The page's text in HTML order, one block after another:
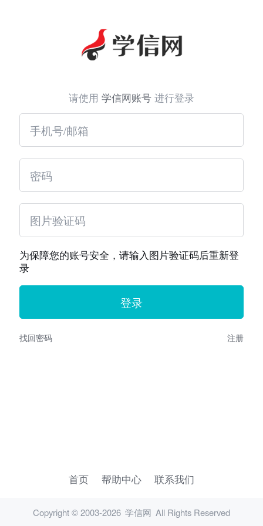
请使用 学信网账号 进行登录
为保障您的账号安全，请输入图片验证码后重新登
录
找回密码 注册
首页 帮助中心 联系我们
Copyright © 2003-2026 学信网 All Rights Reserved